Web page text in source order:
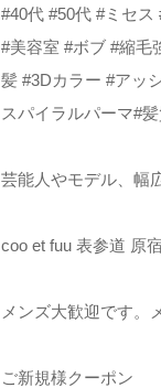
#40代 #50代 #ミセス
#美容室 #ボブ #縮毛
髪 #3Dカラー #アッ
スパイラルパーマ#
芸能人やモデル、幅
coo et fuu 表参道 原
メンズ大歓迎です。
ご新規様クーポン